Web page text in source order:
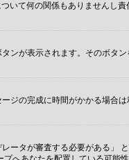
いて何の関係もありませんし
ンが表示されます。そのボタ
ジの完成に時間がかかる場合
ータが審査する必要がある